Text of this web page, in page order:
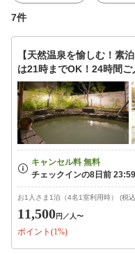
7件
【天然温泉を愉しむ！素
は21時までOK！24時間ご
お1人さま1泊（4名1室利用時） (税
11,500円 ／人〜
ポイント(1%)